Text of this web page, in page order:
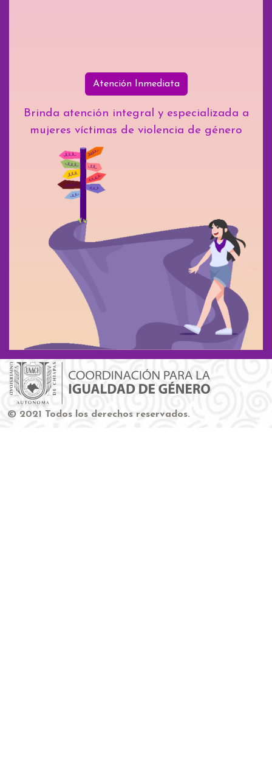
Atención Inmediata
Brinda atención integral y especializada a
mujeres víctimas de violencia de género
© 2021 Todos los derechos reservados.